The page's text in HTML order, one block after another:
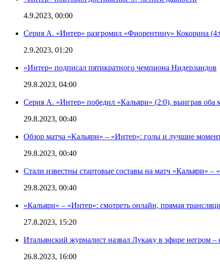
4.9.2023, 00:00
Серия А. «Интер» разгромил «Фиорентину» Кокорина
2.9.2023, 01:20
«Интер» подписал пятикратного чемпиона Нидерландов
29.8.2023, 04:00
Серия А. «Интер» победил «Кальяри» (2:0), выиграв оба
29.8.2023, 00:40
Обзор матча «Кальяри» – «Интер»: голы и лучшие
29.8.2023, 00:40
Стали известны стартовые составы на матч «Кальяри» –
29.8.2023, 00:40
«Кальяри» – «Интер»: смотреть онлайн, прямая
27.8.2023, 15:20
Итальянский журналист назвал Лукаку в эфире негром –
26.8.2023, 16:00